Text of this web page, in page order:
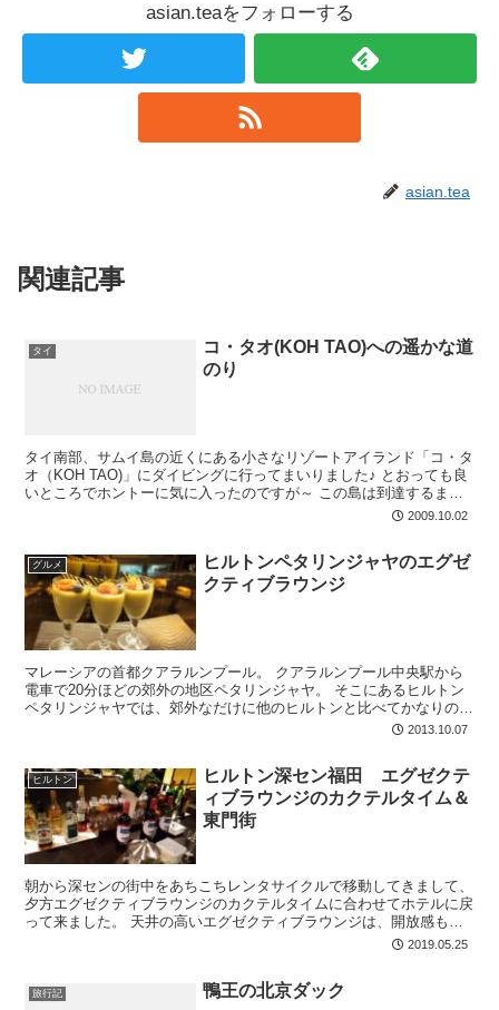
asian.teaをフォローする
asian.tea
関連記事
タイ
コ・タオ(KOH TAO)への遥かな道
のり
タイ南部、サムイ島の近くにある小さなリゾートアイランド「コ・タ
オ（KOH TAO)」にダイビングに行ってまいりました♪ とおっても良
いところでホントーに気に入ったのですが～ この島は到達するまで
2009.10.02
グルメ
ヒルトンペタリンジャヤのエグゼ
クティブラウンジ
マレーシアの首都クアラルンプール。 クアラルンプール中央駅から
電車で20分ほどの郊外の地区ペタリンジャヤ。 そこにあるヒルトン
ペタリンジャヤでは、郊外なだけに他のヒルトンと比べてかなりのお
2013.10.07
ヒルトン
ヒルトン深セン福田 エグゼクテ
ィブラウンジのカクテルタイム＆
東門街
朝から深センの街中をあちこちレンタサイクルで移動してきまして、
夕方エグゼクティブラウンジのカクテルタイムに合わせてホテルに戻
って来ました。 天井の高いエグゼクティブラウンジは、開放感もあ
2019.05.25
旅行記 鴨王の北京ダック